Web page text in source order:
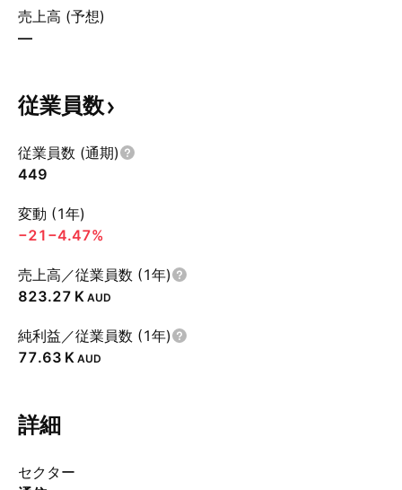
売上高 (予想)
—
従業員数
従業員数 (通期)
449
変動 (1年)
−21 −4.47%
売上高／従業員数 (1年)
‪823.27 K‬ AUD
純利益／従業員数 (1年)
‪77.63 K‬ AUD
詳細
セクター